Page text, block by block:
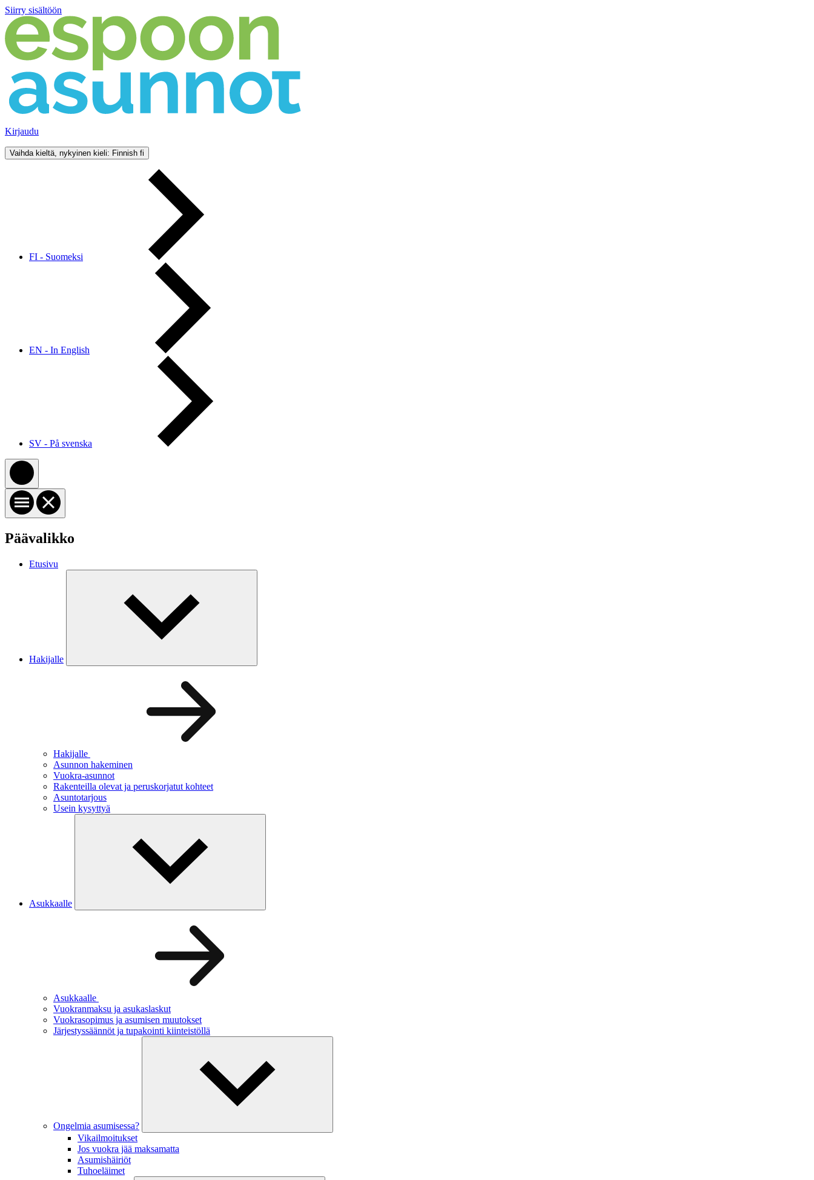
Siirry sisältöön
Kirjaudu
Vaihda kieltä, nykyinen kieli: Finnish fi
FI - Suomeksi
EN - In English
SV - På svenska
Päävalikko
Etusivu
Hakijalle
Hakijalle
Asunnon hakeminen
Vuokra-asunnot
Rakenteilla olevat ja peruskorjatut kohteet
Asuntotarjous
Usein kysyttyä
Asukkaalle
Asukkaalle
Vuokranmaksu ja asukaslaskut
Vuokrasopimus ja asumisen muutokset
Järjestyssäännöt ja tupakointi kiinteistöllä
Ongelmia asumisessa?
Vikailmoitukset
Jos vuokra jää maksamatta
Asumishäiriöt
Tuhoeläimet